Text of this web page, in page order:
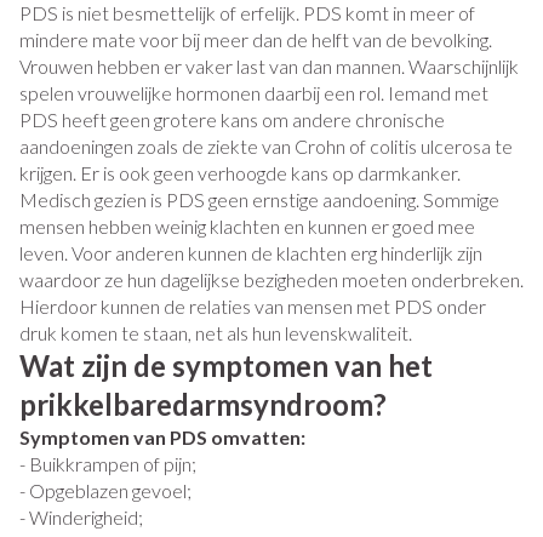
PDS is niet besmettelijk of erfelijk. PDS komt in meer of
mindere mate voor bij meer dan de helft van de bevolking.
Vrouwen hebben er vaker last van dan mannen. Waarschijnlijk
spelen vrouwelijke hormonen daarbij een rol. Iemand met
PDS heeft geen grotere kans om andere chronische
aandoeningen zoals de ziekte van Crohn of colitis ulcerosa te
krijgen. Er is ook geen verhoogde kans op darmkanker.
Medisch gezien is PDS geen ernstige aandoening. Sommige
mensen hebben weinig klachten en kunnen er goed mee
leven. Voor anderen kunnen de klachten erg hinderlijk zijn
waardoor ze hun dagelijkse bezigheden moeten onderbreken.
Hierdoor kunnen de relaties van mensen met PDS onder
druk komen te staan, net als hun levenskwaliteit.
Wat zijn de symptomen van het
prikkelbaredarmsyndroom?
Symptomen van PDS omvatten:
- Buikkrampen of pijn;
- Opgeblazen gevoel;
- Winderigheid;